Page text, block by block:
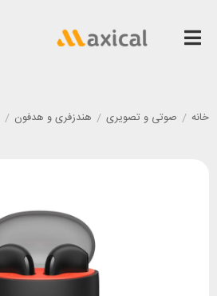
خانه / صوتی و تصویری / هندزفری و هدفون /